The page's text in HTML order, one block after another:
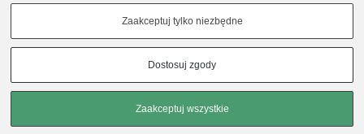
budynku), 30-415 Kraków
Dołącz do nas w mediach społecznościowych!
Copyrights © 2023 - SPOKO-MOTYW.PL
Zaakceptuj tylko niezbędne
Dostosuj zgody
Zaakceptuj wszystkie